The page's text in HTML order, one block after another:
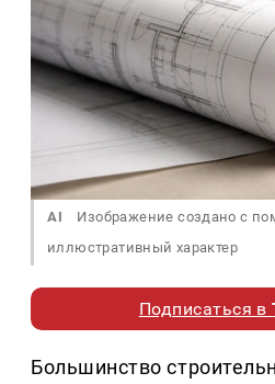
AI
Изображение создано с
иллюстративный характер
Подписаться в
Большинство